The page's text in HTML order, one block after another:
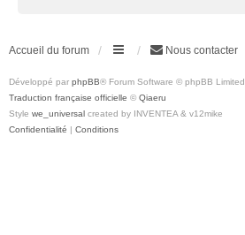
Accueil du forum Nous contacter
Développé par phpBB® Forum Software © phpBB Limited
Traduction française officielle © Qiaeru
Style we_universal created by INVENTEA & v12mike
Confidentialité | Conditions